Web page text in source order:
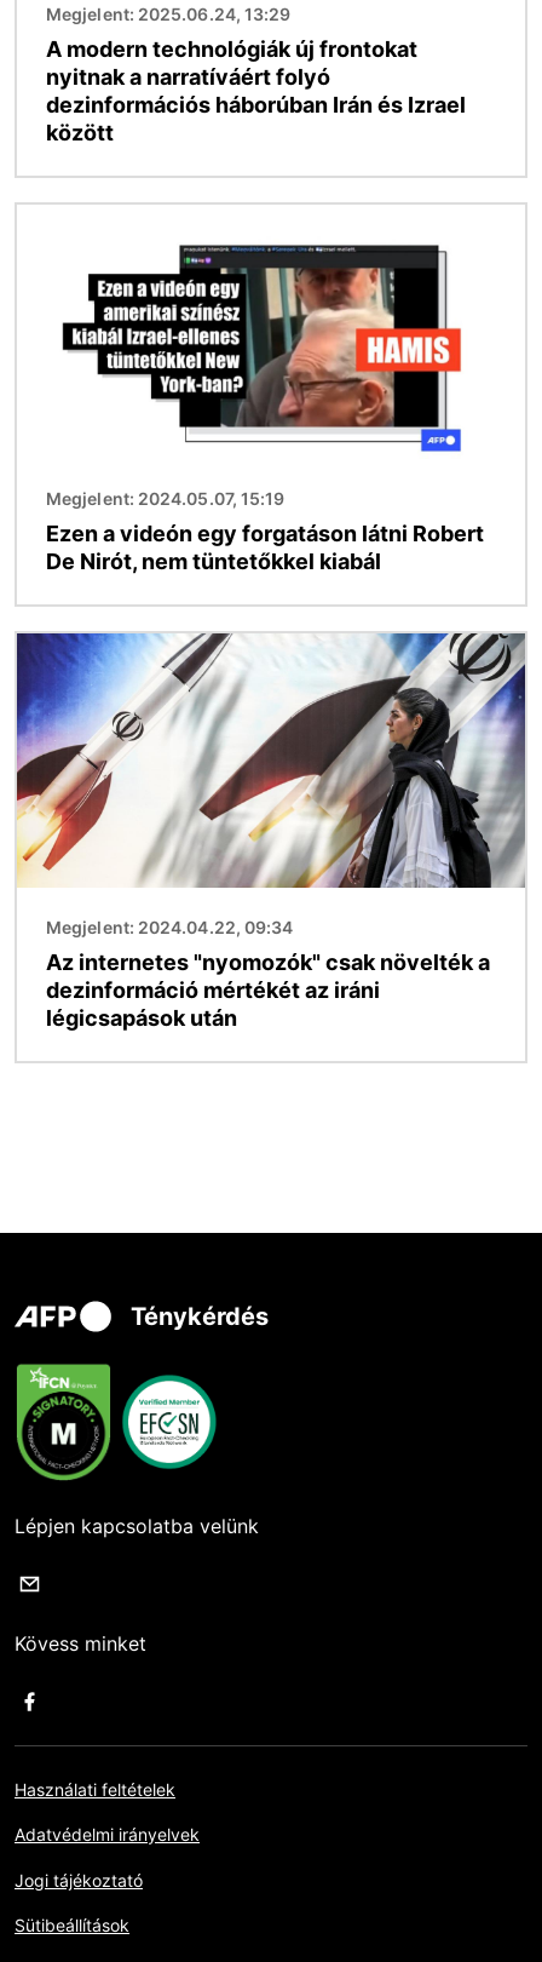
Megjelent: 2025.06.24, 13:29
A modern technológiák új frontokat
nyitnak a narratíváért folyó
dezinformációs háborúban Irán és Izrael
között
Megjelent: 2024.05.07, 15:19
Ezen a videón egy forgatáson látni Robert
De Nirót, nem tüntetőkkel kiabál
Kép
Megjelent: 2024.04.22, 09:34
Az internetes "nyomozók" csak növelték a
dezinformáció mértékét az iráni
légicsapások után
Ténykérdés
Lépjen kapcsolatba velünk
Kövess minket
Használati feltételek
Adatvédelmi irányelvek
Jogi tájékoztató
Sütibeállítások